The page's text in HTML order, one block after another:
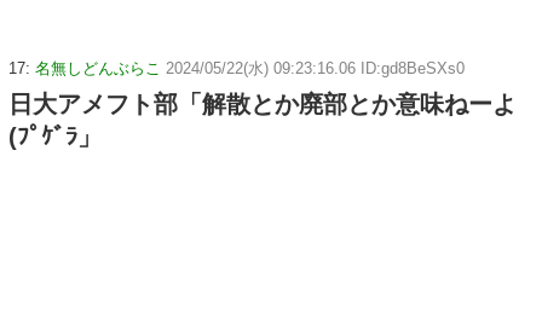
17: 名無しどんぶらこ 2024/05/22(水) 09:23:16.06 ID:gd8BeSXs0
日大アメフト部「解散とか廃部とか意味ねーよ
(ﾌﾟｹﾞﾗ」